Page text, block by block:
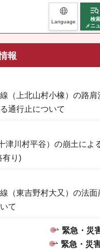
Language
検索
メニ
報
（上北山村小橡）の路肩
通行止について
津川村平谷）の崩土によ
有り)
（東吉野村大又）の法面
て
緊急・災
緊急・災